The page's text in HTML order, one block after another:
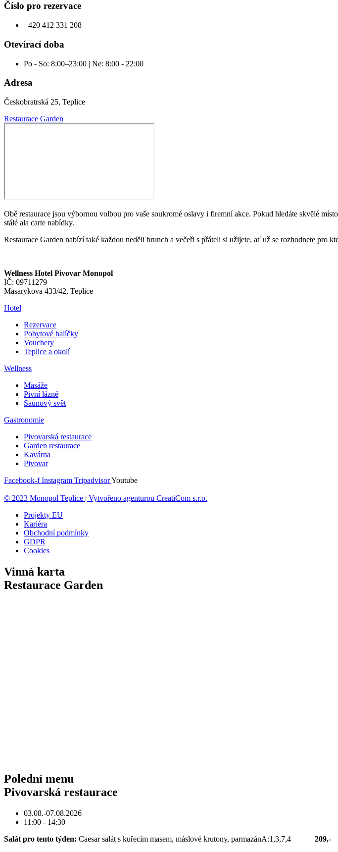
Číslo pro rezervace
+420 412 331 208
Otevírací doba
Po - So: 8:00–23:00 | Ne: 8:00 - 22:00
Adresa
Českobratrská 25, Teplice
Restaurace Garden
Obě restaurace jsou výbornou volbou pro vaše soukromé oslavy i firemní akce. Pokud hledáte skvělé
stálé ala carte nabídky.
Restaurace Garden nabízí také každou neděli brunch a večeři s přáteli si užijete, ať už se rozhodnete pro
Wellness Hotel Pivovar Monopol
IČ: 09711279
Masarykova 433/42, Teplice
Hotel
Rezervace
Pobytové balíčky
Vouchery
Teplice a okolí
Wellness
Masáže
Pivní lázně
Saunový svět
Gastronomie
Pivovarská restaurace
Garden restaurace
Kavárna
Pivovar
Facebook-f Instagram TripadvisorYoutube
© 2023 Monopol Teplice | Vytvořeno agenturou CreatiCom s.r.o.
Projekty EU
Kariéra
Obchodní podmínky
GDPR
Cookies
Vinná karta
Restaurace Garden
Polední menu
Pivovarská restaurace
03.08.-07.08.2026
11:00 - 14:30
Salát pro tento týden: Caesar salát s kuřecím masem, máslové krutony, parmazánA:1,3,7,4 209,-